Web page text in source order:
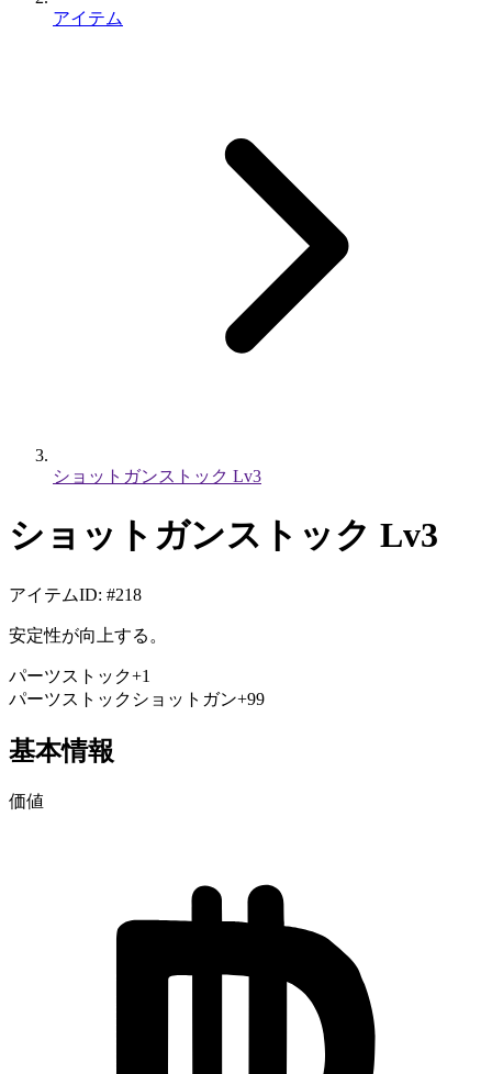
アイテム
ショットガンストック Lv3
ショットガンストック Lv3
アイテムID: #218
安定性が向上する。
パーツストック+1
パーツストック ショットガン+99
基本情報
価値